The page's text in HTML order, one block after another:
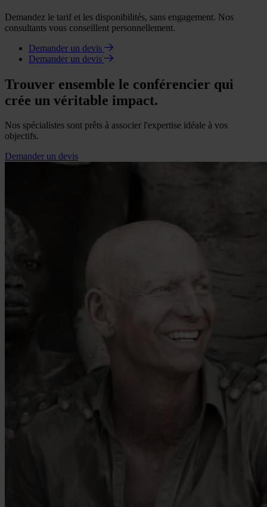
Demandez le tarif et les disponibilités, sans engagement. Nos
consultants vous conseillent personnellement.
Demander un devis
Demander un devis
Trouver ensemble le conférencier qui
crée un véritable impact.
Nos spécialistes sont prêts à associer l'expertise idéale à vos
objectifs.
Demander un devis